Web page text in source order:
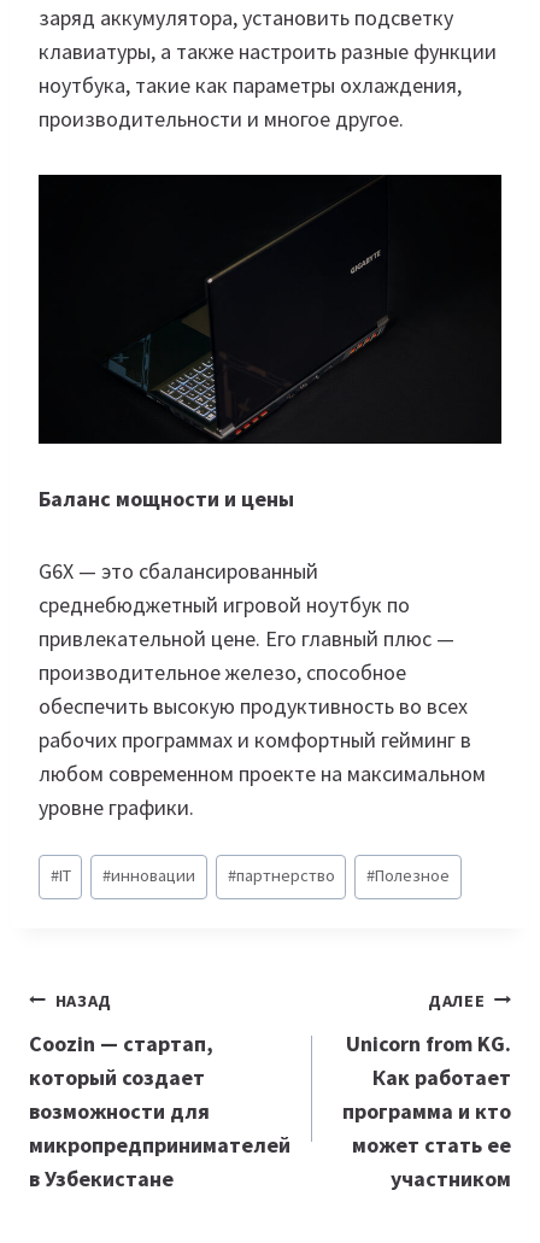
заряд аккумулятора, установить подсветку
клавиатуры, а также настроить разные функции
ноутбука, такие как параметры охлаждения,
производительности и многое другое.
Баланс мощности и цены
G6X — это сбалансированный
среднебюджетный игровой ноутбук по
привлекательной цене. Его главный плюс —
производительное железо, способное
обеспечить высокую продуктивность во всех
рабочих программах и комфортный гейминг в
любом современном проекте на максимальном
уровне графики.
Метки
записи:
#IT #инновации #партнерство #Полезное
Навигация
по
записям
НАЗАД
Coozin — стартап,
который создает
возможности для
микропредпринимателей
в Узбекистане
ДАЛЕЕ
Unicorn from KG.
Как работает
программа и кто
может стать ее
участником